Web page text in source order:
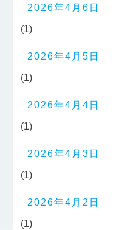
2026年4月6日
(1)
2026年4月5日
(1)
2026年4月4日
(1)
2026年4月3日
(1)
2026年4月2日
(1)